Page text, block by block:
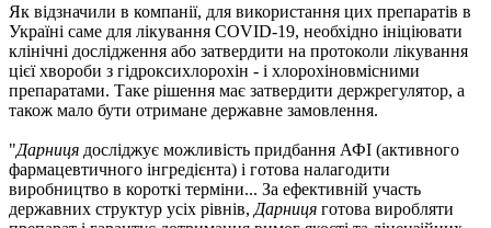
Як відзначили в компанії, для використання цих препаратів в
Україні саме для лікування COVID-19, необхідно ініціювати
клінічні дослідження або затвердити на протоколи лікування
цієї хвороби з гідроксихлорохін - і хлорохіновмісними
препаратами. Таке рішення має затвердити держрегулятор, а
також мало бути отримане державне замовлення.
"Дарниця досліджує можливість придбання АФІ (активного
фармацевтичного інгредієнта) і готова налагодити
виробництво в короткі терміни... За ефективній участь
державних структур усіх рівнів, Дарниця готова виробляти